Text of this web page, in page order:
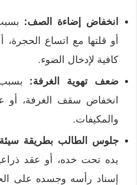
انخفاض إضاءة الصف:
أو قلتها مع اتساع
كافية لإدخال الضوء.
ضعف تهوية الغرفة: بسبب
انخفاض سقف الغرفة، أو
والمكيفات.
جلوس الطالب بطريقة
يده تحت خده، أو عقد
إسناد رأسه وجسده على